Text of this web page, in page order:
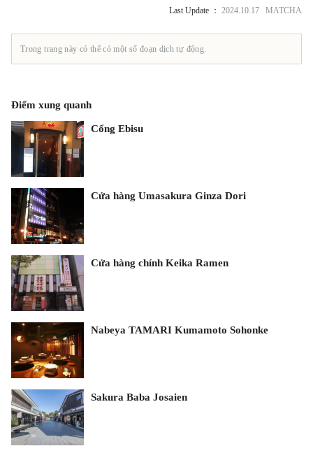
Last Update ： 2024.10.17 MATCHA
Trong trang này có thể có một số đoạn dịch tự động.
Điểm xung quanh
Cổng Ebisu
Cửa hàng Umasakura Ginza Dori
Cửa hàng chính Keika Ramen
Nabeya TAMARI Kumamoto Sohonke
Sakura Baba Josaien